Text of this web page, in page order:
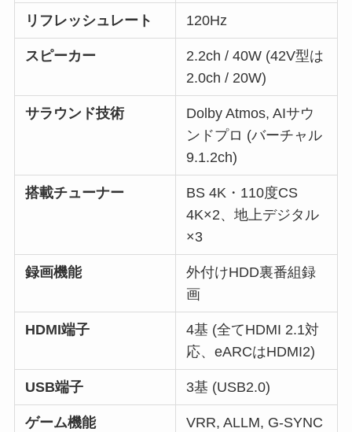
リフレッシュレート 120Hz
スピーカー
2.2ch / 40W (42V型は
2.0ch / 20W)
サラウンド技術
Dolby Atmos, AIサウ
ンドプロ (バーチャル
9.1.2ch)
搭載チューナー
BS 4K・110度CS
4K×2、地上デジタル
×3
録画機能
外付けHDD裏番組録
画
HDMI端子
4基 (全てHDMI 2.1対
応、eARCはHDMI2)
USB端子 3基 (USB2.0)
ゲーム機能
VRR, ALLM, G-SYNC